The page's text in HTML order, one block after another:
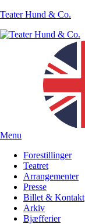
Teater Hund & Co.
Menu
Forestillinger
Teatret
Arrangementer
Presse
Billet & Kontakt
Arkiv
Bjæfferier